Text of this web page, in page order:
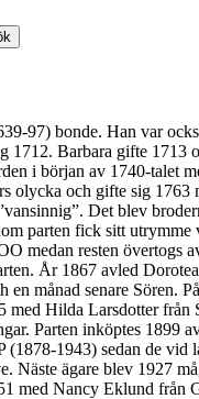
97) bonde. Han var
1712. Barbara gifte
i början av 1740-talet
olycka och gifte sig
Det blev
parten fick sitt
medan resten
År 1867 avled
månad senare Sören.
Hilda Larsdotter
Parten inköptes
1943) sedan de
Näste ägare blev 1927
med Nancy Eklund från